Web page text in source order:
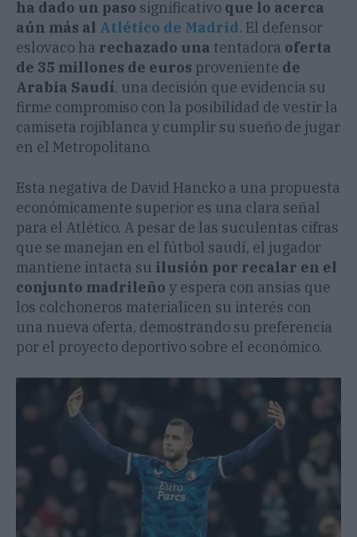
ha dado un paso significativo que lo acerca
aún más al Atlético de Madrid. El defensor
eslovaco ha rechazado una tentadora oferta
de 35 millones de euros proveniente de
Arabia Saudí, una decisión que evidencia su
firme compromiso con la posibilidad de vestir la
camiseta rojiblanca y cumplir su sueño de jugar
en el Metropolitano.
Esta negativa de David Hancko a una propuesta
económicamente superior es una clara señal
para el Atlético. A pesar de las suculentas cifras
que se manejan en el fútbol saudí, el jugador
mantiene intacta su ilusión por recalar en el
conjunto madrileño y espera con ansias que
los colchoneros materialicen su interés con
una nueva oferta, demostrando su preferencia
por el proyecto deportivo sobre el económico.